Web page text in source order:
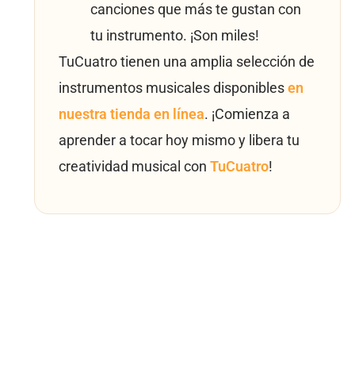
canciones que más te gustan con
tu instrumento. ¡Son miles!
TuCuatro tienen una amplia selección de
instrumentos musicales disponibles en
nuestra tienda en línea. ¡Comienza a
aprender a tocar hoy mismo y libera tu
creatividad musical con TuCuatro!